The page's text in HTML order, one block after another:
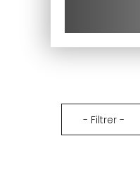
- Filtrer -